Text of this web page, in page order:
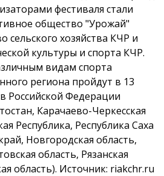
фестиваля стали
общество "Урожай"
сельского хозяйства КЧР и
культуры и спорта КЧР.
видам спорта
региона пройдут в 13
Российской Федерации
Карачаево-Черкесская
Республика, Республика Саха
Новгородская область,
область, Рязанская
область). Источник: riakchr.ru